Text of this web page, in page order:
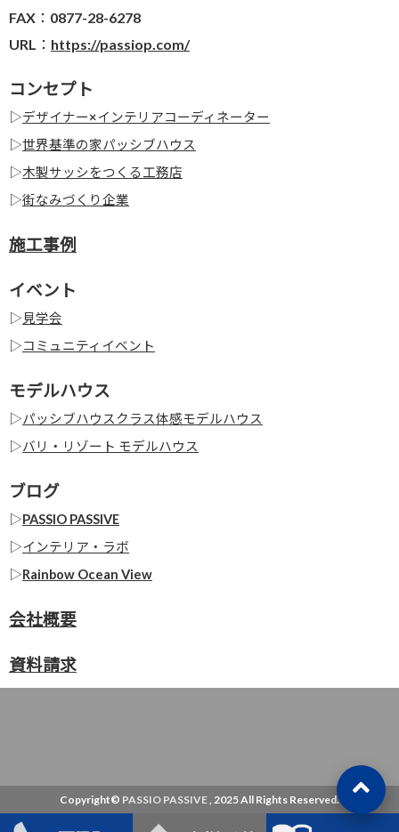
FAX：0877-28-6278
URL： https://passiop.com/
コンセプト
▷デザイナー×インテリアコーディネーター
▷世界基準の家パッシブハウス
▷木製サッシをつくる工務店
▷街なみづくり企業
施工事例
イベント
▷ 見学会
▷コミュニティイベント
モデルハウス
▷パッシブハウスクラス体感モデルハウス
▷バリ・リゾート モデルハウス
ブログ
▷PASSIO PASSIVE
▷インテリア・ラボ
▷Rainbow Ocean View
会社概要
資料請求
Copyright© PASSIO PASSIVE , 2025 All Rights Reserved.